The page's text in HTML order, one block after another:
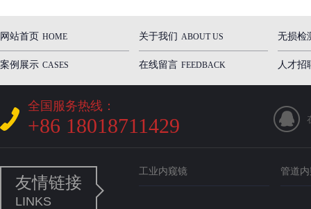
网站首页 HOME 关于我们 ABOUT US 无损检
案例展示 CASES 在线留言 FEEDBACK 人才招
全国服务热线：
+86 18018711429
友情链接
LINKS
工业内窥镜 管道